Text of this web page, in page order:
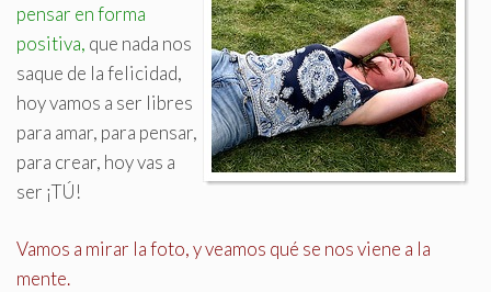
pensar en forma
positiva, que nada nos
saque de la felicidad,
hoy vamos a ser libres
para amar, para pensar,
para crear, hoy vas a
ser ¡TÚ!
Vamos a mirar la foto, y veamos qué se nos viene a la
mente.